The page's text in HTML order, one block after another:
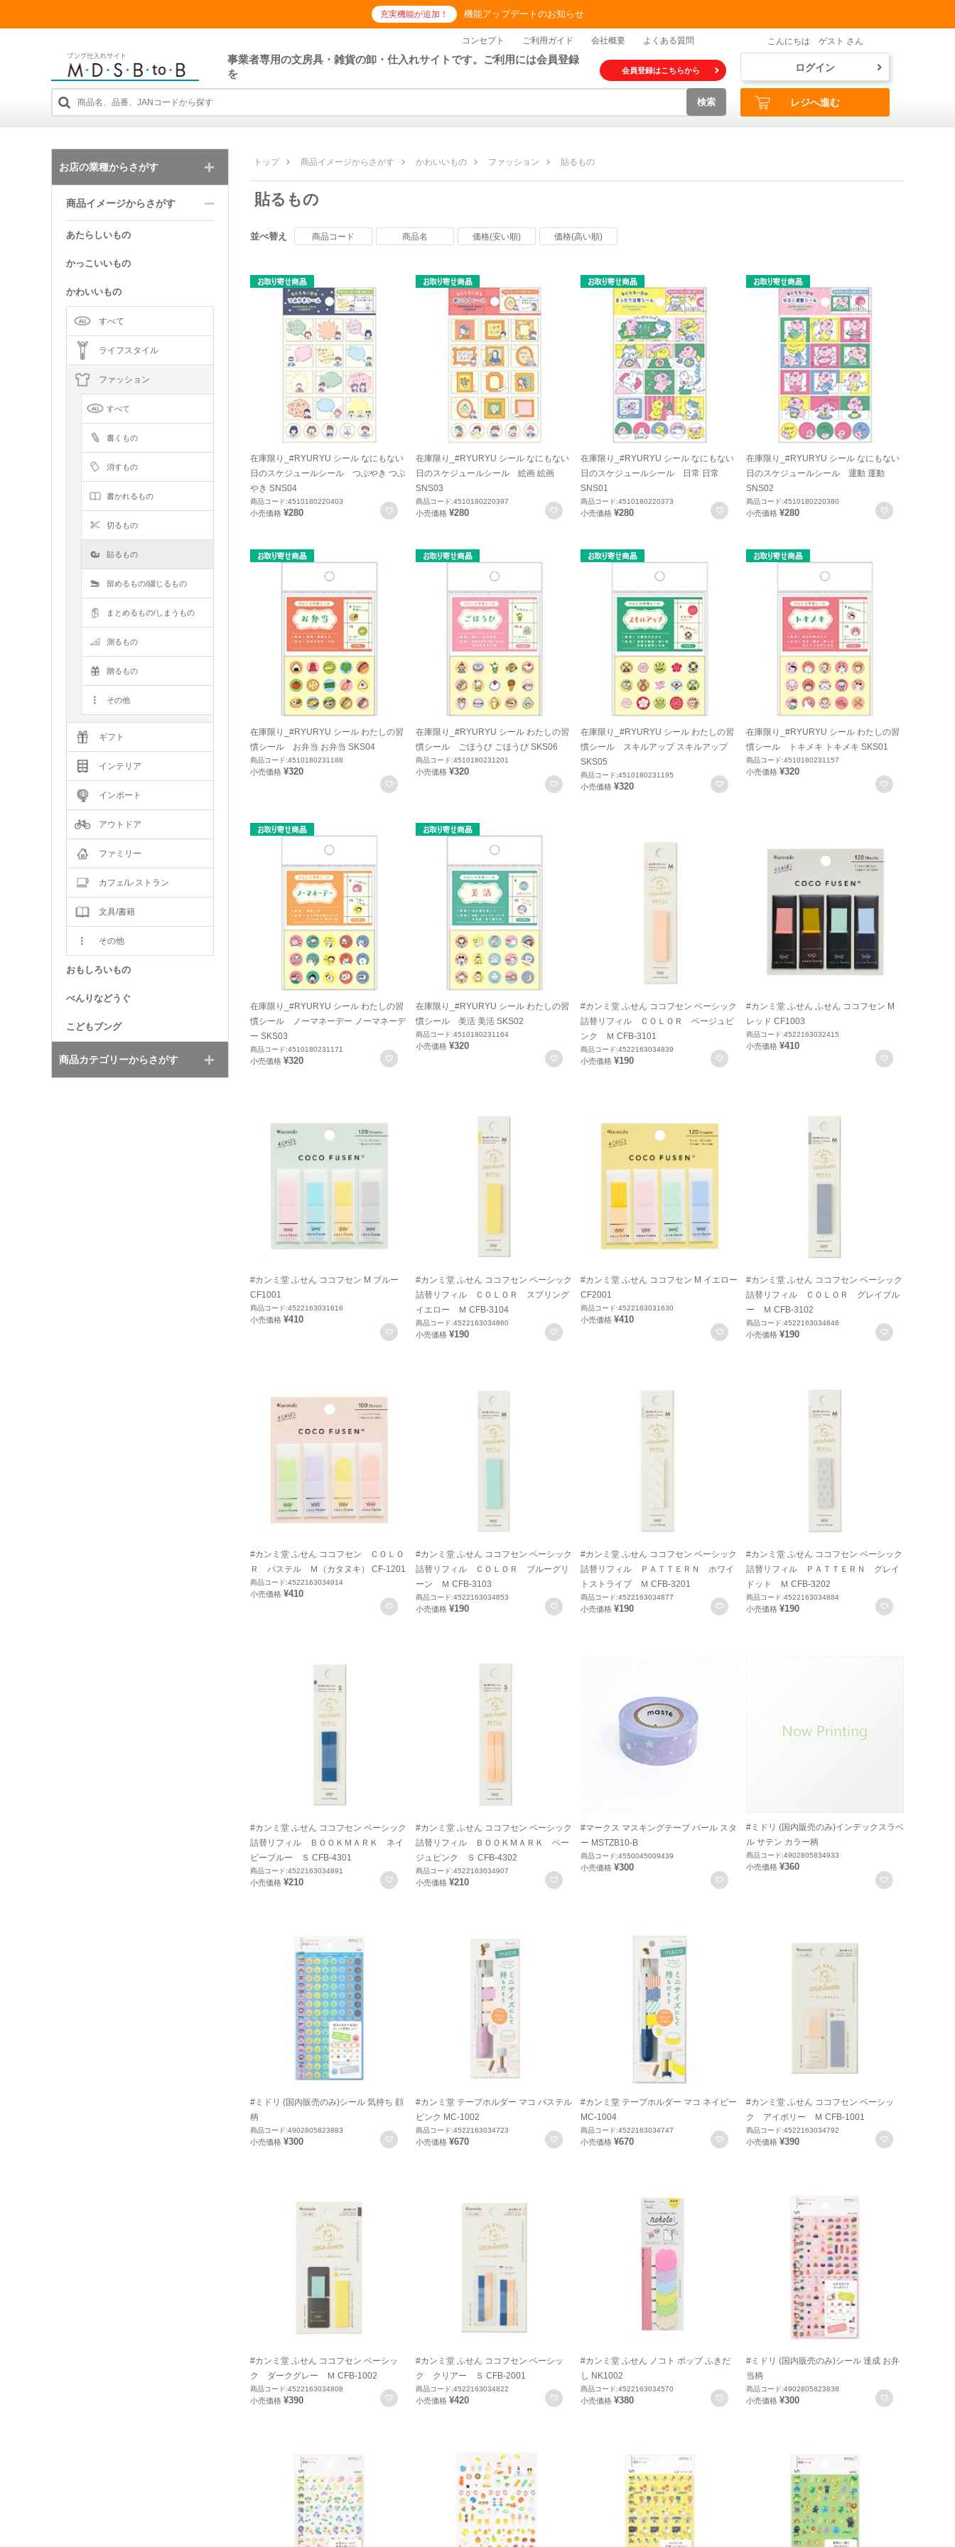
充実機能が追加！ 機能アップデートのお知らせ
コンセプト ご利用ガイド 会社概要 よくある質問
事業者専用の文房具・雑貨の卸・仕入れサイトです。ご利用には会員登録
を
会員登録はこちらから
検索
こんにちは ゲスト さん
ログイン
レジへ進む
トップ 商品イメージからさがす かわいいもの ファッション 貼るもの
貼るもの
並べ替え 商品コード 商品名 価格(安い順) 価格(高い順)
在庫限り_#RYURYU シール なにもない
日のスケジュールシール つぶやき つぶ
やき SNS04
商品コード:4510180220403
小売価格 ¥280 お気に入りに登録
在庫限り_#RYURYU シール なにもない
日のスケジュールシール 絵画 絵画
SNS03
商品コード:4510180220397
小売価格 ¥280 お気に入りに登録
在庫限り_#RYURYU シール なにもない
日のスケジュールシール 日常 日常
SNS01
商品コード:4510180220373
小売価格 ¥280 お気に入りに登録
在庫限り_#RYURYU シール なにもない
日のスケジュールシール 運動 運動
SNS02
商品コード:4510180220380
小売価格 ¥280
在庫限り_#RYURYU シール わたしの習
慣シール お弁当 お弁当 SKS04
商品コード:4510180231188
小売価格 ¥320
お気に入りに登録
在庫限り_#RYURYU シール わたしの習
慣シール ごほうび ごほうび SKS06
商品コード:4510180231201
小売価格 ¥320
お気に入りに登録
在庫限り_#RYURYU シール わたしの習
慣シール スキルアップ スキルアップ
SKS05
商品コード:4510180231195
小売価格 ¥320 お気に入りに登録
在庫限り_#RYURYU シール わたしの習
慣シール トキメキ トキメキ SKS01
商品コード:4510180231157
小売価格 ¥320
在庫限り_#RYURYU シール わたしの習
慣シール ノーマネーデー ノーマネーデ
ー SKS03
商品コード:4510180231171
小売価格 ¥320 お気に入りに登録
在庫限り_#RYURYU シール わたしの習
慣シール 美活 美活 SKS02
商品コード:4510180231164
小売価格 ¥320
お気に入りに登録
#カンミ堂 ふせん ココフセン ベーシック
詰替リフィル ＣＯＬＯＲ ベージュピ
ンク Ｍ CFB-3101
商品コード:4522163034839
小売価格 ¥190 お気に入りに登録
#カンミ堂 ふせん ふせん ココフセン M
レッド CF1003
商品コード:4522163032415
小売価格 ¥410
#カンミ堂 ふせん ココフセン M ブルー
CF1001
商品コード:4522163031616
小売価格 ¥410
お気に入りに登録
#カンミ堂 ふせん ココフセン ベーシック
詰替リフィル ＣＯＬＯＲ スプリング
イエロー Ｍ CFB-3104
商品コード:4522163034860
小売価格 ¥190
#カンミ堂 ふせん ココフセン M イエロー
CF2001
商品コード:4522163031630
小売価格 ¥410
お気に入りに登録
#カンミ堂 ふせん ココフセン ベーシック
詰替リフィル ＣＯＬＯＲ グレイブル
ー Ｍ CFB-3102
商品コード:4522163034846
小売価格 ¥190
#カンミ堂 ふせん ココフセン ＣＯＬＯ
Ｒ パステル Ｍ（カタヌキ） CF-1201
商品コード:4522163034914
小売価格 ¥410
お気に入りに登録
#カンミ堂 ふせん ココフセン ベーシック
詰替リフィル ＣＯＬＯＲ ブルーグリ
ーン Ｍ CFB-3103
商品コード:4522163034853
小売価格 ¥190 お気に入りに登録
#カンミ堂 ふせん ココフセン ベーシック
詰替リフィル ＰＡＴＴＥＲＮ ホワイ
トストライプ Ｍ CFB-3201
商品コード:4522163034877
小売価格 ¥190 お気に入りに登録
#カンミ堂 ふせん ココフセン ベーシック
詰替リフィル ＰＡＴＴＥＲＮ グレイ
ドット Ｍ CFB-3202
商品コード:4522163034884
小売価格 ¥190
#カンミ堂 ふせん ココフセン ベーシック
詰替リフィル ＢＯＯＫＭＡＲＫ ネイ
ビーブルー Ｓ CFB-4301
商品コード:4522163034891
小売価格 ¥210 お気に入りに登録
#カンミ堂 ふせん ココフセン ベーシック
詰替リフィル ＢＯＯＫＭＡＲＫ ベー
ジュピンク Ｓ CFB-4302
商品コード:4522163034907
小売価格 ¥210
#マークス マスキングテープ パール スタ
ー MSTZB10-B
商品コード:4550045009439
小売価格 ¥300
お気に入りに登録
#ミドリ (国内販売のみ)インデックスラベ
ル サテン カラー柄
商品コード:4902805834933
小売価格 ¥360
#ミドリ (国内販売のみ)シール 気持ち 顔
柄
商品コード:4902805823883
小売価格 ¥300 お気に入りに登録
#カンミ堂 テープホルダー マコ パステル
ピンク MC-1002
商品コード:4522163034723
小売価格 ¥670 お気に入りに登録
#カンミ堂 テープホルダー マコ ネイビー
MC-1004
商品コード:4522163034747
小売価格 ¥670 お気に入りに登録
#カンミ堂 ふせん ココフセン ベーシッ
ク アイボリー Ｍ CFB-1001
商品コード:4522163034792
小売価格 ¥390
#カンミ堂 ふせん ココフセン ベーシッ
ク ダークグレー Ｍ CFB-1002
商品コード:4522163034808
小売価格 ¥390 お気に入りに登録
#カンミ堂 ふせん ココフセン ベーシッ
ク クリアー Ｓ CFB-2001
商品コード:4522163034822
小売価格 ¥420 お気に入りに登録
#カンミ堂 ふせん ノコト ポップ ふきだ
し NK1002
商品コード:4522163034570
小売価格 ¥380 お気に入りに登録
#ミドリ (国内販売のみ)シール 達成 お弁
当柄
商品コード:4902805823838
小売価格 ¥300
お店の業種からさがす
商品イメージからさがす
あたらしいもの
かっこいいもの
かわいいもの
すべて
ライフスタイル
ファッション
すべて
書くもの
消すもの
書かれるもの
切るもの
貼るもの
留めるもの/綴じるもの
まとめるもの/しまうもの
測るもの
贈るもの
その他
ギフト
インテリア
インポート
アウトドア
ファミリー
カフェ/レストラン
文具/書籍
その他
おもしろいもの
べんりなどうぐ
こどもブング
商品カテゴリーからさがす